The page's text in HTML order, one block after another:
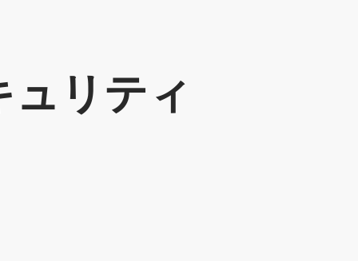
リティ